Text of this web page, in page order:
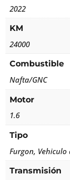
2022
KM
24000
Combustible
Nafta/GNC
Motor
1.6
Tipo
Furgon, Vehiculo
Transmisión